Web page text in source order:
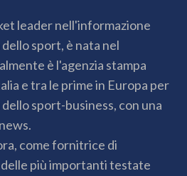
leader nell'informazione
sport, è nata nel
è l'agenzia stampa
e tra le prime in Europa per
sport-business, con una
come fornitrice di
più importanti testate